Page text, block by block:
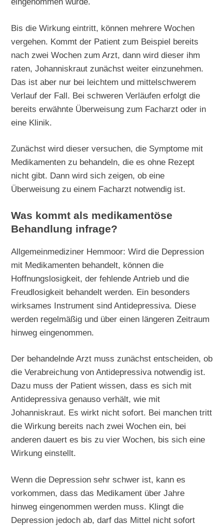
Bis die Wirkung eintritt, können mehrere Wochen
vergehen. Kommt der Patient zum Beispiel bereits
nach zwei Wochen zum Arzt, dann wird dieser ihm
raten, Johanniskraut zunächst weiter einzunehmen.
Das ist aber nur bei leichtem und mittelschwerem
Verlauf der Fall. Bei schweren Verläufen erfolgt die
bereits erwähnte Überweisung zum Facharzt oder in
eine Klinik.
Zunächst wird dieser versuchen, die Symptome mit
Medikamenten zu behandeln, die es ohne Rezept
nicht gibt. Dann wird sich zeigen, ob eine
Überweisung zu einem Facharzt notwendig ist.
Was kommt als medikamentöse
Behandlung infrage?
Allgemeinmediziner Hemmoor: Wird die Depression
mit Medikamenten behandelt, können die
Hoffnungslosigkeit, der fehlende Antrieb und die
Freudlosigkeit behandelt werden. Ein besonders
wirksames Instrument sind Antidepressiva. Diese
werden regelmäßig und über einen längeren Zeitraum
hinweg eingenommen.
Der behandelnde Arzt muss zunächst entscheiden, ob
die Verabreichung von Antidepressiva notwendig ist.
Dazu muss der Patient wissen, dass es sich mit
Antidepressiva genauso verhält, wie mit
Johanniskraut. Es wirkt nicht sofort. Bei manchen tritt
die Wirkung bereits nach zwei Wochen ein, bei
anderen dauert es bis zu vier Wochen, bis sich eine
Wirkung einstellt.
Wenn die Depression sehr schwer ist, kann es
vorkommen, dass das Medikament über Jahre
hinweg eingenommen werden muss. Klingt die
Depression jedoch ab, darf das Mittel nicht sofort